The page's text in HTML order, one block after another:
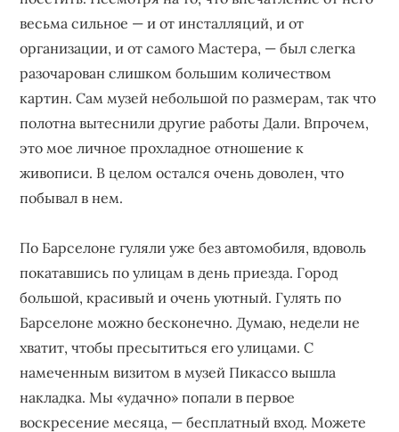
весьма сильное — и от инсталляций, и от
организации, и от самого Мастера, — был слегка
разочарован слишком большим количеством
картин. Сам музей небольшой по размерам, так что
полотна вытеснили другие работы Дали. Впрочем,
это мое личное прохладное отношение к
живописи. В целом остался очень доволен, что
побывал в нем.
По Барселоне гуляли уже без автомобиля, вдоволь
покатавшись по улицам в день приезда. Город
большой, красивый и очень уютный. Гулять по
Барселоне можно бесконечно. Думаю, недели не
хватит, чтобы пресытиться его улицами. С
намеченным визитом в музей Пикассо вышла
накладка. Мы «удачно» попали в первое
воскресение месяца, — бесплатный вход. Можете